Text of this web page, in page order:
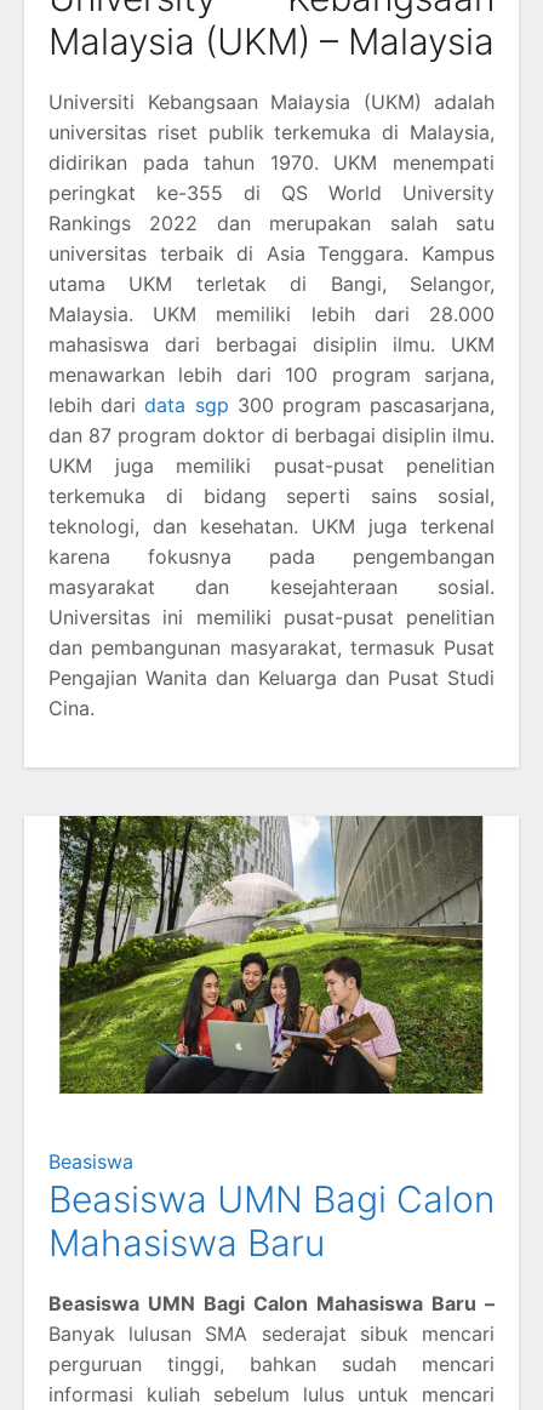
Malaysia (UKM) – Malaysia
Universiti Kebangsaan Malaysia (UKM) adalah
universitas riset publik terkemuka di Malaysia,
didirikan pada tahun 1970. UKM menempati
peringkat ke-355 di QS World University
Rankings 2022 dan merupakan salah satu
universitas terbaik di Asia Tenggara. Kampus
utama UKM terletak di Bangi, Selangor,
Malaysia. UKM memiliki lebih dari 28.000
mahasiswa dari berbagai disiplin ilmu. UKM
menawarkan lebih dari 100 program sarjana,
lebih daridata sgp 300 program pascasarjana,
dan 87 program doktor di berbagai disiplin ilmu.
UKM juga memiliki pusat-pusat penelitian
terkemuka di bidang seperti sains sosial,
teknologi, dan kesehatan. UKM juga terkenal
karena fokusnya pada pengembangan
masyarakat dan kesejahteraan sosial.
Universitas ini memiliki pusat-pusat penelitian
dan pembangunan masyarakat, termasuk Pusat
Pengajian Wanita dan Keluarga dan Pusat Studi
Cina.
Beasiswa
Beasiswa UMN Bagi Calon
Mahasiswa Baru
Beasiswa UMN Bagi Calon Mahasiswa Baru –
Banyak lulusan SMA sederajat sibuk mencari
perguruan tinggi, bahkan sudah mencari
informasi kuliah sebelum lulus untuk mencari